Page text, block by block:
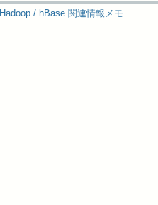
Hadoop / hBase 関連情報メモ